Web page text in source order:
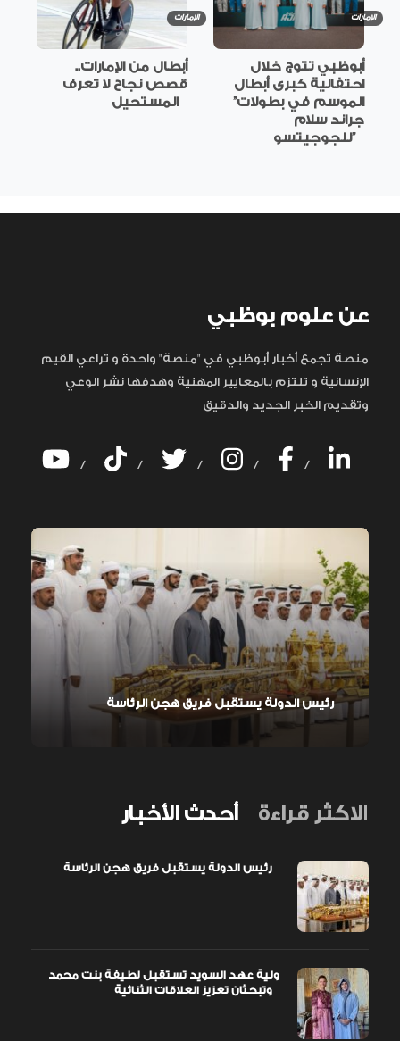
الإمارات
أبطال من الإمارات..
قصص نجاح لا تعرف
المستحيل
الإمارات
أبوظبي تتوج خلال
احتفالية كبرى أبطال
الموسم في بطولات”
جراند سلام
للجوجيتسو”
عن علوم بوظبي
منصة تجمع أخبار أبوظبي في "منصة" واحدة و تراعي القيم
الإنسانية و تلتزم بالمعايير المهنية وهدفها نشر الوعي
وتقديم الخبر الجديد والدقيق
/ / / / /
رئيس الدولة يستقبل فريق هجن الرئاسة
أحدث الأخبار الاكثر قراءة
ولية عهد السويد تستقبل لطيفة بنت محمد